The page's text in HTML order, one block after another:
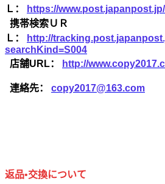
Ｌ：
https://
携帯検索ＵＲ
Ｌ：
http://
searchKind=S004
店舗URL：
http://
連絡先： copy2017@163.com
返品•交換について